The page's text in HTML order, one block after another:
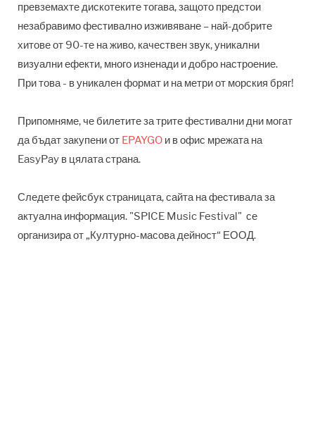
превземахте дискотеките тогава, защото предстои
незабравимо фестивално изживяване – най-добрите
хитове от 90-те на живо, качествен звук, уникални
визуални ефекти, много изненади и добро настроение.
При това - в уникален формат и на метри от морския бряг!
Припомняме, че билетите за трите фестивални дни могат
да бъдат закупени от EPAYGO и в офис мрежата на
EasyPay в цялата страна.
Следете фейсбук страницата, сайта на фестивала за
актуална информация. "SPICE Music Festival" се
организира от „Културно-масова дейност“ ЕООД.